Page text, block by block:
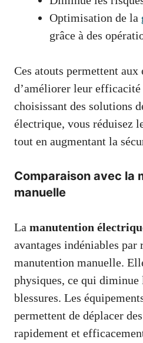
Optimisation de la
grâce à des
Ces atouts permettent aux
d’améliorer leur
choisissant des solutions
électrique, vous réduisez
tout en augmentant la
Comparaison avec la
manuelle
La manutention
avantages indéniables par
manutention manuelle.
physiques, ce qui diminue
blessures. Les
permettent de déplacer
rapidement et